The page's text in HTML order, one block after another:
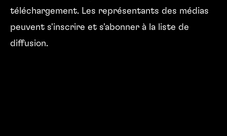
téléchargement. Les représentants des médias
peuvent s'inscrire et s'abonner à la liste de
diffusion.